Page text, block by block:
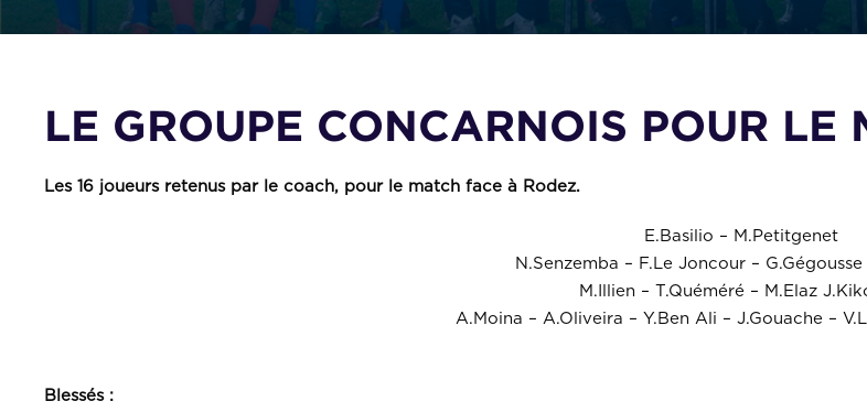
LE GROUPE CONCARNOIS POUR LE
Les 16 joueurs retenus par le coach, pour le match face à Rodez.
E.Basilio – M.Petitgenet
N.Senzemba – F.Le Joncour –
M.Illien – T.Quéméré – M.Elaz
A.Moina – A.Oliveira – Y.Ben Ali – J.Gouache –
Blessés :